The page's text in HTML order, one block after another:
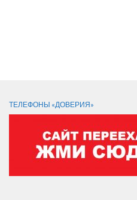
ТЕЛЕФОНЫ «ДОВЕРИЯ»